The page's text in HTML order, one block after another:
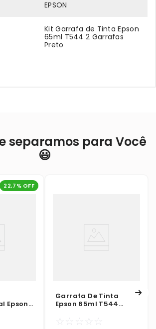
EPSON
Kit Garrafa de Tinta Epson
65ml T544 2 Garrafas
Preto
separamos para Você
😃
Epson
22,7% OFF
Garrafa De Tinta
Epson 65ml T544
☆ ☆ ☆ ☆ ☆